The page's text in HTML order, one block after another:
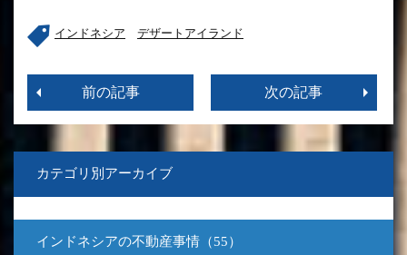
インドネシア デザートアイランド
前の記事 次の記事
カテゴリ別アーカイブ
インドネシアの不動産事情（55）